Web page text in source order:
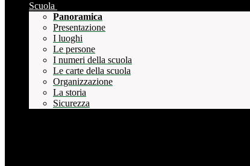
Scuola
Panoramica
Presentazione
I luoghi
Le persone
I numeri della scuola
Le carte della scuola
Organizzazione
La storia
Sicurezza